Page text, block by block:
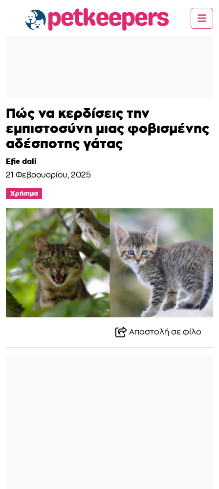
Πώς να κερδίσεις την
εμπιστοσύνη μιας φοβισμένης
αδέσποτης γάτας
Efie dali
21 Φεβρουαρίου, 2025
Χρήσιμα
Αποστολή σε φίλο